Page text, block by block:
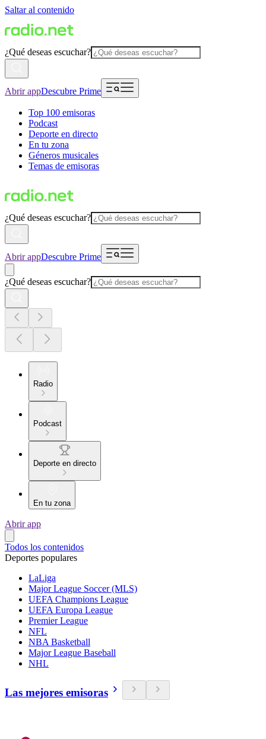
Saltar al contenido
¿Qué deseas escuchar?
Abrir appDescubre Prime
Top 100 emisoras
Podcast
Deporte en directo
En tu zona
Géneros musicales
Temas de emisoras
¿Qué deseas escuchar?
Abrir appDescubre Prime
¿Qué deseas escuchar?
Radio
Podcast
Deporte en directo
En tu zona
Abrir app
Todos los contenidos
Deportes populares
LaLiga
Major League Soccer (MLS)
UEFA Champions League
UEFA Europa League
Premier League
NFL
NBA Basketball
Major League Baseball
NHL
Las mejores emisoras